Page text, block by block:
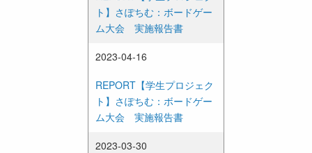
ト】さぽちむ：ボードゲー
ム大会 実施報告書
2023-04-16
REPORT【学生プロジェク
ト】さぽちむ：ボードゲー
ム大会 実施報告書
2023-03-30